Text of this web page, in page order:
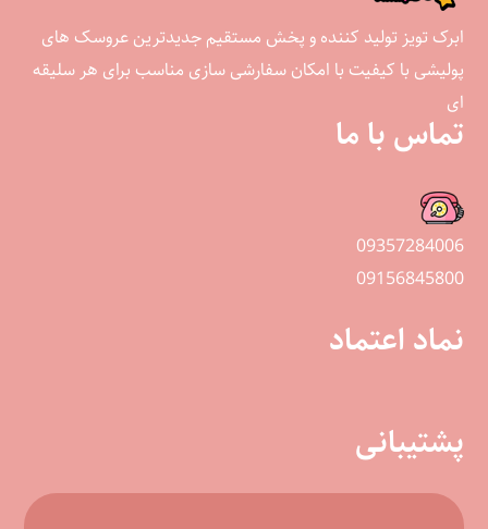
ابرک تویز تولید کننده و پخش مستقیم جدیدترین عروسک های
پولیشی با کیفیت با امکان سفارشی سازی مناسب برای هر سلیقه
ای
تماس با ما
09357284006
09156845800
نماد اعتماد
پشتیبانی